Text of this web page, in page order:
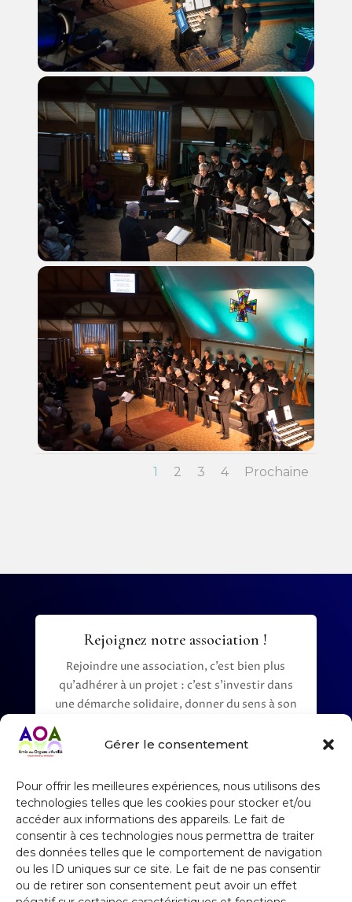
Gérer le consentement
Pour offrir les meilleures expériences, nous utilisons des
technologies telles que les cookies pour stocker et/ou
accéder aux informations des appareils. Le fait de
consentir à ces technologies nous permettra de traiter
des données telles que le comportement de navigation
ou les ID uniques sur ce site. Le fait de ne pas consentir
ou de retirer son consentement peut avoir un effet
1 2 3 4 Prochaine
Rejoignez notre association !
Rejoindre une association, c’est bien plus
qu’adhérer à un projet : c’est s’investir dans
une démarche solidaire, donner du sens à son
Que vous soyez disponible régulièrement ou
compte.Nous recherchons des personnes
motivées, bienveillantes et désireuses de
partager leurs compétences, leurs idées ou
simplement leur énergie positive. Ensemble,
nous pouvons développer des projets
ambitieux, soutenir des actions locales et
créer un véritable élan collectif.